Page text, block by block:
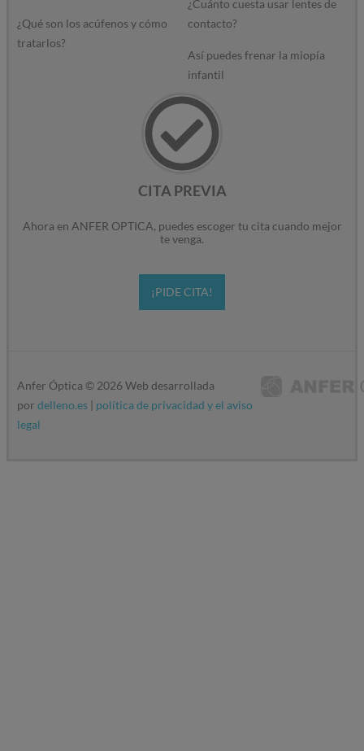
¿Cuánto cuesta usar lentes de
contacto?
¿Qué son los acúfenos y cómo
tratarlos?
Así puedes frenar la miopía
infantil
CITA PREVIA
Ahora en ANFER OPTICA, puedes escoger tu cita cuando mejor
te venga.
¡PIDE CITA!
Anfer Óptica © 2026Web desarrollada
por delleno.es | política de privacidad y el aviso
legal